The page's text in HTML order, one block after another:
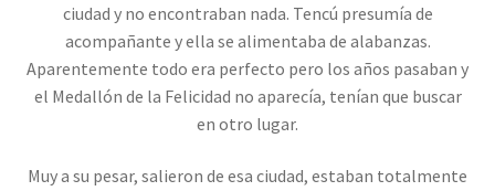
ciudad y no encontraban nada. Tencú presumía de
acompañante y ella se alimentaba de alabanzas.
Aparentemente todo era perfecto pero los años pasaban y
el Medallón de la Felicidad no aparecía, tenían que buscar
en otro lugar.
Muy a su pesar, salieron de esa ciudad, estaban totalmente